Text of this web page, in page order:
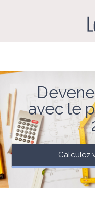
avec le
Calculez